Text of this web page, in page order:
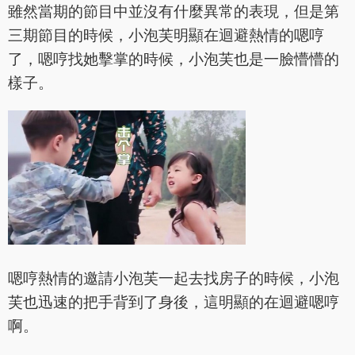
雖然當期的節目中並沒有什麼異常的表現，但是第
三期節目的時候，小泡芙明顯在迴避熱情的嗯哼
了，嗯哼找她擊掌的時候，小泡芙也是一臉懵懵的
樣子。
嗯哼熱情的邀請小泡芙一起去找房子的時候，小泡
芙也迅速的把手背到了身後，這明顯的在迴避嗯哼
啊。